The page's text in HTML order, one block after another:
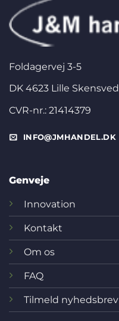
Foldagervej 3-5
DK 4623 Lille Skensved
CVR-nr.: 21414379
INFO@JMHANDEL.DK
Genveje
Innovation
Kontakt
Om os
FAQ
Tilmeld nyhedsbrev